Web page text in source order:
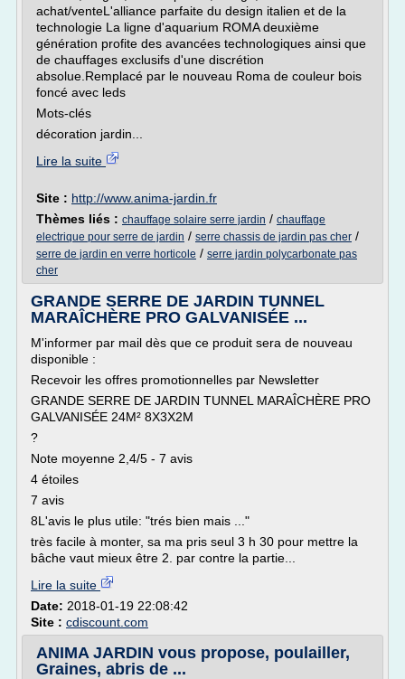
achat/venteL'alliance parfaite du design italien et de la
technologie La ligne d'aquarium ROMA deuxième
génération profite des avancées technologiques ainsi que
de chauffages exclusifs d'une discrétion
absolue.Remplacé par le nouveau Roma de couleur bois
foncé avec leds
Mots-clés
décoration jardin...
Lire la suite
Site : http://www.anima-jardin.fr
Thèmes liés : chauffage solaire serre jardin / chauffage
electrique pour serre de jardin / serre chassis de jardin pas cher /
serre de jardin en verre horticole / serre jardin polycarbonate pas
cher
GRANDE SERRE DE JARDIN TUNNEL
MARAÎCHÈRE PRO GALVANISÉE ...
M'informer par mail dès que ce produit sera de nouveau
disponible :
Recevoir les offres promotionnelles par Newsletter
GRANDE SERRE DE JARDIN TUNNEL MARAÎCHÈRE PRO
GALVANISÉE 24M² 8X3X2M
?
Note moyenne 2,4/5 - 7 avis
4 étoiles
7 avis
8L'avis le plus utile: "trés bien mais ..."
très facile à monter, sa ma pris seul 3 h 30 pour mettre la
bâche vaut mieux être 2. par contre la partie...
Lire la suite
Date: 2018-01-19 22:08:42
Site : cdiscount.com
ANIMA JARDIN vous propose, poulailler,
Graines, abris de ...